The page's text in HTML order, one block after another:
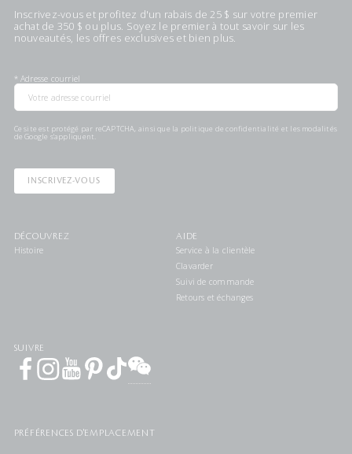
Inscrivez-vous et profitez d'un rabais de 25 $ sur votre premier
achat de 350 $ ou plus. Soyez le premier à tout savoir sur les
nouveautés, les offres exclusives et bien plus.
* Adresse courriel
Ce site est protégé par reCAPTCHA, ainsi que la politique de confidentialité et les modalités
de Google s'appliquent.
INSCRIVEZ-VOUS
DÉCOUVREZ
Histoire
AIDE
Service à la clientèle
Clavarder
Suivi de commande
Retours et échanges
SUIVRE
PRÉFÉRENCES D'EMPLACEMENT